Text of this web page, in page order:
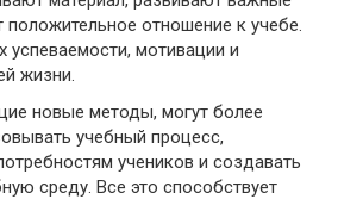
отношение к учебе.
успеваемости, мотивации и
жизни.
новые методы, могут более
учебный процесс,
учеников и создавать
среду. Все это способствует